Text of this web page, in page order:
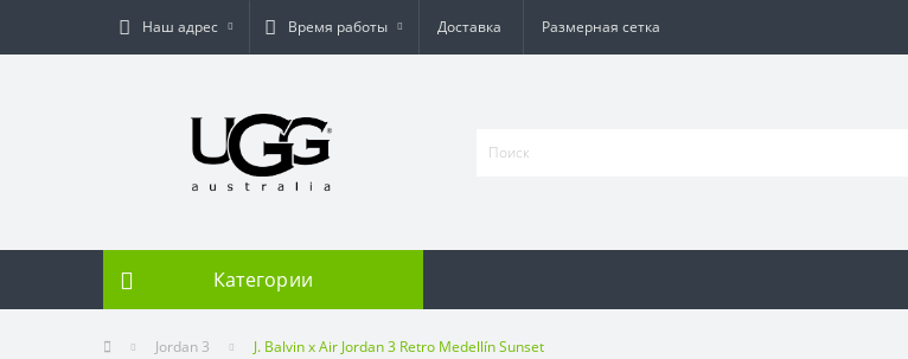
Наш адрес Время работы Доставка Размерная сетка
Категории
Jordan 3 J. Balvin x Air Jordan 3 Retro Medellín Sunset